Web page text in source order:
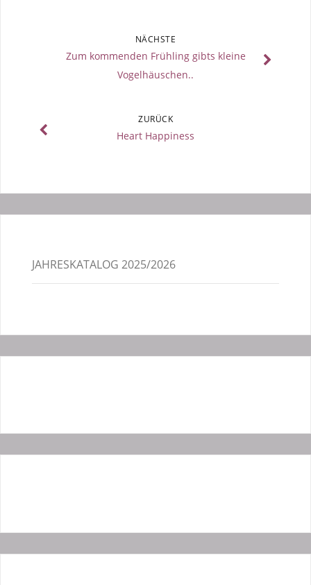
NÄCHSTE
Zum kommenden Frühling gibts kleine
Vogelhäuschen..
ZURÜCK
Heart Happiness
JAHRESKATALOG 2025/2026